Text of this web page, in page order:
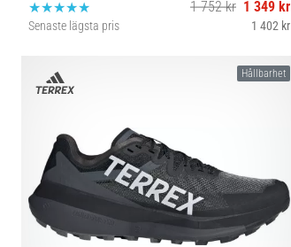
1 752 kr 1 349 kr
Senaste lägsta pris 1 402 kr
41⅓ 42 42⅔ 43⅓ 44 44⅔ 45⅓ 46⅔Hållbarhet